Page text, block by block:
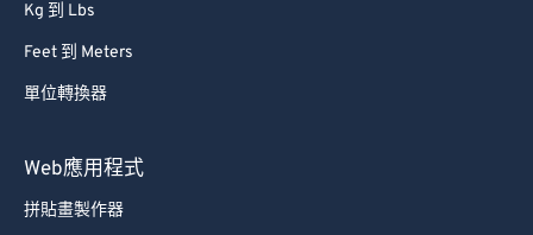
Kg 到 Lbs
Feet 到 Meters
單位轉換器
Web應用程式
拼貼畫製作器